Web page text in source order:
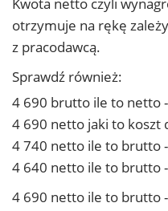
otrzymuje na rękę
z pracodawcą.
Sprawdź również:
4 690 brutto ile to netto
4 690 netto jaki to koszt
4 740 netto ile to brutto
4 640 netto ile to brutto
4 690 netto ile to brutto